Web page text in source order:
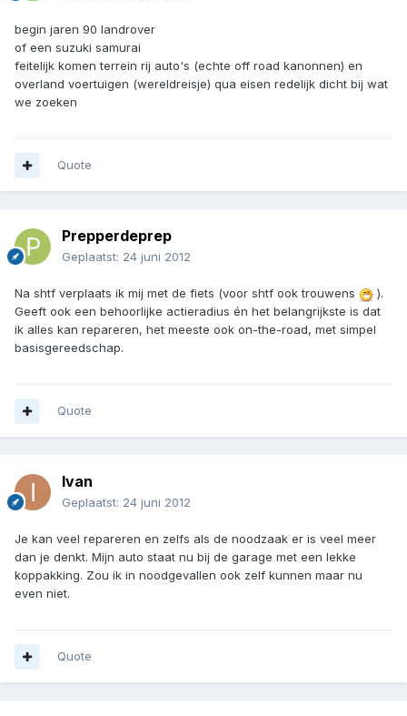
begin jaren 90 landrover
of een suzuki samurai
feitelijk komen terrein rij auto's (echte off road kanonnen) en
overland voertuigen (wereldreisje) qua eisen redelijk dicht bij wat
we zoeken
Quote
Prepperdeprep
Geplaatst: 24 juni 2012
Na shtf verplaats ik mij met de fiets (voor shtf ook trouwens
).
Geeft ook een behoorlijke actieradius én het belangrijkste is dat
ik alles kan repareren, het meeste ook on-the-road, met simpel
basisgereedschap.
Quote
Ivan
Geplaatst: 24 juni 2012
Je kan veel repareren en zelfs als de noodzaak er is veel meer
dan je denkt. Mijn auto staat nu bij de garage met een lekke
koppakking. Zou ik in noodgevallen ook zelf kunnen maar nu
even niet.
Quote